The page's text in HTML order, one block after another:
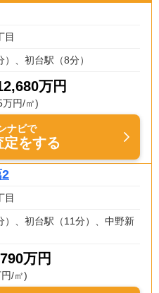
目
、初台駅（8分）
万円
円/㎡)
ナビで
をする
2
目
）、初台駅（11分）、中野新
万円
/㎡)